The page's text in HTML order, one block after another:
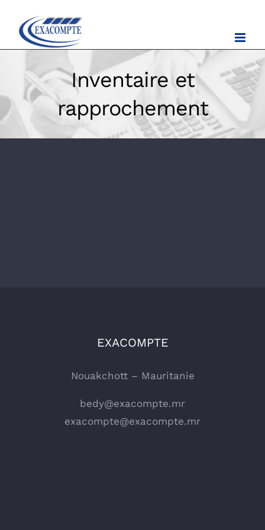
content
Inventaire et
rapprochement
EXACOMPTE
Nouakchott – Mauritanie
bedy@exacompte.mr
exacompte@exacompte.mr